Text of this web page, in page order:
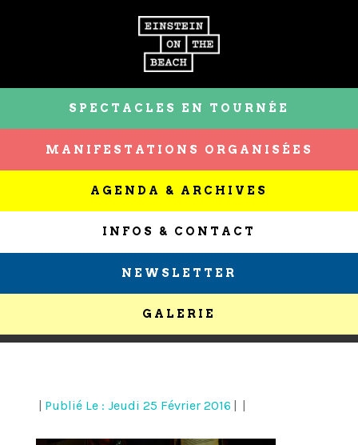
SPECTACLES EN TOURNÉE
MANIFESTATIONS ORGANISÉES
AGENDA & ARCHIVES
INFOS & CONTACT
NEWSLETTER
GALERIE
Publié Le : Jeudi 25 Février 2016